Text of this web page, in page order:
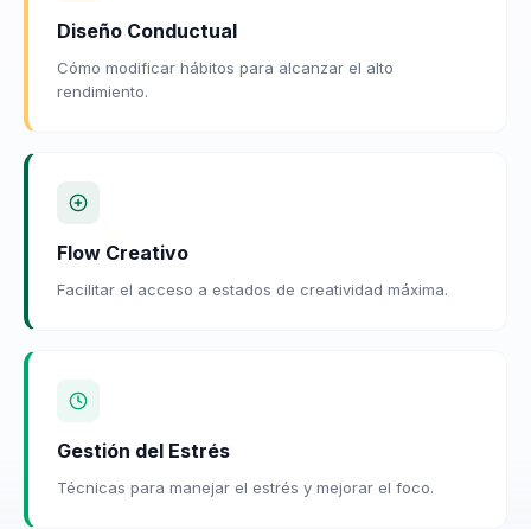
Diseño Conductual
Cómo modificar hábitos para alcanzar el alto
rendimiento.
Flow Creativo
Facilitar el acceso a estados de creatividad máxima.
Gestión del Estrés
Técnicas para manejar el estrés y mejorar el foco.